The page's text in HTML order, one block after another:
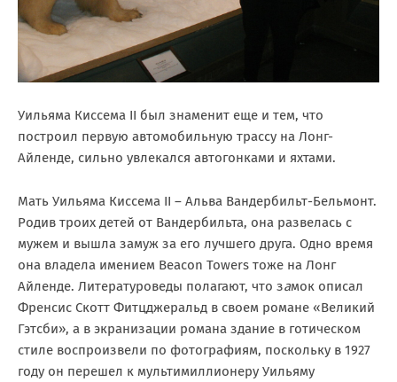
Уильяма Киссема II был знаменит еще и тем, что
построил первую автомобильную трассу на Лонг-
Айленде, сильно увлекался автогонками и яхтами.
Мать Уильяма Киссема II – Альва Вандербильт-Бельмонт.
Родив троих детей от Вандербильта, она развелась с
мужем и вышла замуж за его лучшего друга. Одно время
она владела имением Beacon Towers тоже на Лонг
Айленде. Литературоведы полагают, что замок описал
Френсис Скотт Фитцджеральд в своем романе «Великий
Гэтсби», а в экранизации романа здание в готическом
стиле воспроизвели по фотографиям, поскольку в 1927
году он перешел к мультимиллионеру Уильяму